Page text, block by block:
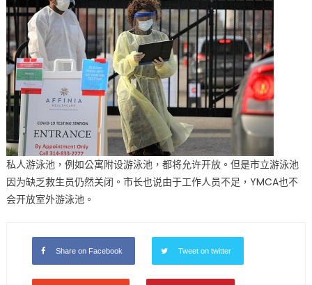
私人游泳池，例如公寓附设游泳池，都将允许开放。但是市立游泳池
因为缺乏救生员仍然关闭。市长也说由于工作人员不足，YMCA也不
会开放室外游泳池。
Share on Facebook Tweet on twitter